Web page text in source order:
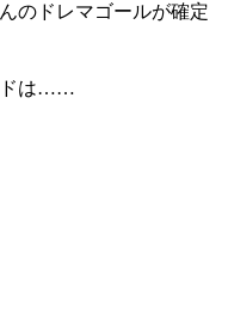
のドレマゴールが確定
ドは……